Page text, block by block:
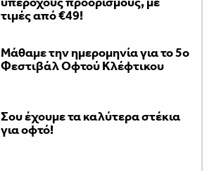
τιμές από €49!
Μάθαμε την ημερομηνία για το 5ο
Φεστιβάλ Οφτού Κλέφτικου
Σου έχουμε τα καλύτερα στέκια
για οφτό!